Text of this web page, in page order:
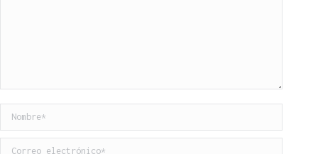
Nombre *
Correo electrónico *